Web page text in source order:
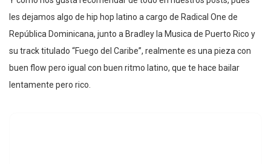
les dejamos algo de hip hop latino a cargo de Radical One de
República Dominicana, junto a Bradley la Musica de Puerto Rico y
su track titulado “Fuego del Caribe”, realmente es una pieza con
buen flow pero igual con buen ritmo latino, que te hace bailar
lentamente pero rico.